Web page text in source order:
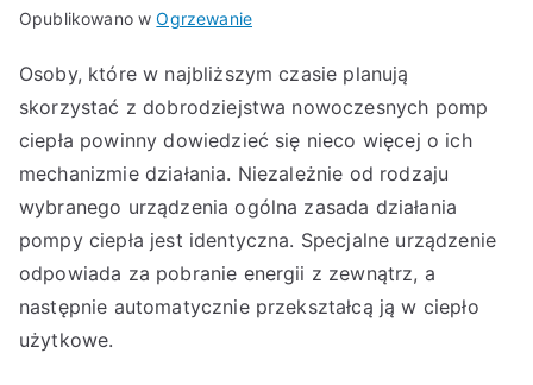
Opublikowano wOgrzewanie
Osoby, które w najbliższym czasie planują
skorzystać z dobrodziejstwa nowoczesnych pomp
ciepła powinny dowiedzieć się nieco więcej o ich
mechanizmie działania. Niezależnie od rodzaju
wybranego urządzenia ogólna zasada działania
pompy ciepła jest identyczna. Specjalne urządzenie
odpowiada za pobranie energii z zewnątrz, a
następnie automatycznie przekształcą ją w ciepło
użytkowe.